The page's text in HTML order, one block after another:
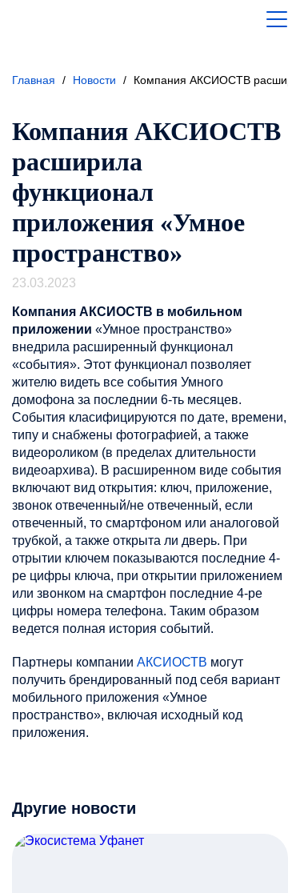
Главная / Новости / Компания АКСИОСТВ
Компания АКСИОСТВ
расширила
функционал
приложения «Умное
пространство»
23.03.2023
Компания АКСИОСТВ в мобильном
приложении «Умное пространство»
внедрила расширенный функционал
«события». Этот функционал позволяет
жителю видеть все события Умного
домофона за последнии 6-ть месяцев.
События класифицируются по дате, времени,
типу и снабжены фотографией, а также
видеороликом (в пределах длительности
видеоархива). В расширенном виде события
включают вид открытия: ключ, приложение,
звонок отвеченный/не отвеченный, если
отвеченный, то смартфоном или аналоговой
трубкой, а также открыта ли дверь. При
отрытии ключем показываются последние 4-
ре цифры ключа, при открытии приложением
или звонком на смартфон последние 4-ре
цифры номера телефона. Таким образом
ведется полная история событий.
Партнеры компании АКСИОСТВ могут
получить брендированный под себя вариант
мобильного приложения «Умное
пространство», включая исходный код
приложения.
Другие новости